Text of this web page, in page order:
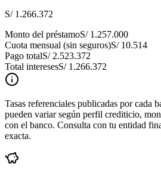
S/ 1.266.372
Monto del préstamoS/ 1.257.000
Cuota mensual (sin seguros)S/ 10.514
Pago totalS/ 2.523.372
Total interesesS/ 1.266.372
Tasas referenciales publicadas por cada
pueden variar según perfil crediticio,
con el banco. Consulta con tu entidad
exacta.